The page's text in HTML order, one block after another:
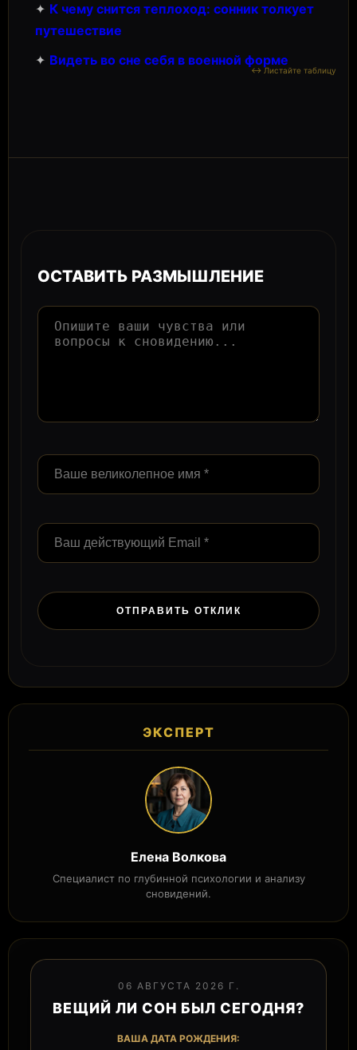
✦ К чему снится теплоход: сонник толкует
путешествие
✦ Видеть во сне себя в военной форме
ОСТАВИТЬ РАЗМЫШЛЕНИЕ
ЭКСПЕРТ
Елена Волкова
Специалист по глубинной психологии и анализу
сновидений.
06 АВГУСТА 2026 Г.
ВЕЩИЙ ЛИ СОН БЫЛ СЕГОДНЯ?
ВАША ДАТА РОЖДЕНИЯ: